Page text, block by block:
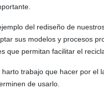
del rediseño de
sus modelos y procesos
que permitan facilitar el
trabajo que hacer por el
de usarlo.